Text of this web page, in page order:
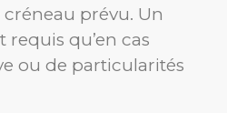
prévu. Un
requis qu’en cas
ou de particularités